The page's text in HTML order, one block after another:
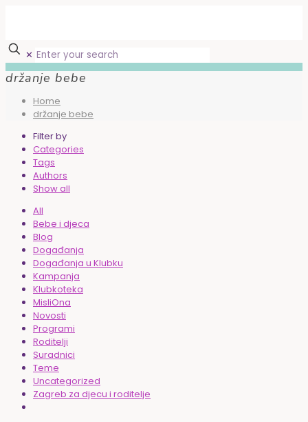
✕
držanje bebe
Home
držanje bebe
Filter by
Categories
Tags
Authors
Show all
All
Bebe i djeca
Blog
Događanja
Događanja u Klubku
Kampanja
Klubkoteka
MisliOna
Novosti
Programi
Roditelji
Suradnici
Teme
Uncategorized
Zagreb za djecu i roditelje